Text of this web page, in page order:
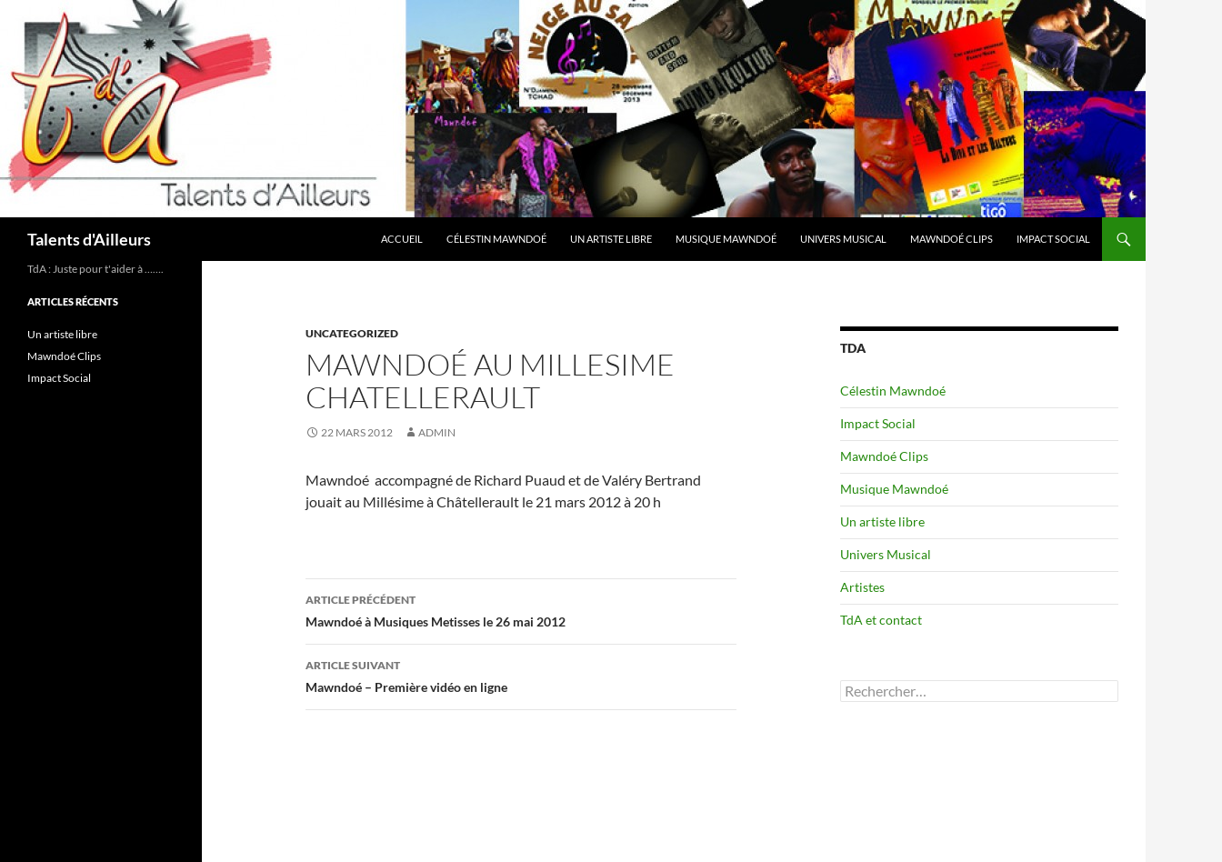
Talents d'Ailleurs
ACCUEIL
CÉLESTIN MAWNDOÉ UN ARTISTE LIBRE MUSIQUE MAWNDOÉ UNIVERS MUSICAL MAWNDOÉ CLIPS IMPACT SOCIAL
UNCATEGORIZED
MAWNDOÉ AU MILLESIME
CHATELLERAULT
22 MARS 2012 ADMIN
Mawndoé accompagné de Richard Puaud et de Valéry Bertrand
jouait au Millésime à Châtellerault le 21 mars 2012 à 20 h
Navigation
des
articles
ARTICLE PRÉCÉDENT
Mawndoé à Musiques Metisses le 26 mai 2012
ARTICLE SUIVANT
Mawndoé – Première vidéo en ligne
TDA
Célestin Mawndoé
Impact Social
Mawndoé Clips
Musique Mawndoé
Un artiste libre
Univers Musical
Artistes
TdA et contact
Rechercher :
TdA : Juste pour t'aider à …….
ARTICLES RÉCENTS
Un artiste libre
Mawndoé Clips
Impact Social